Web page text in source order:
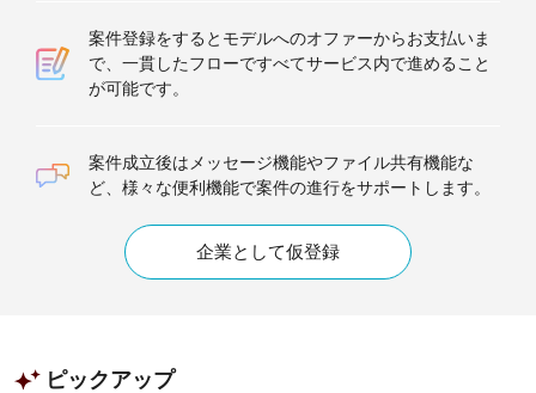
案件登録をするとモデルへのオファーからお支払いま
で、一貫したフローですべてサービス内で進めること
が可能です。
案件成立後はメッセージ機能やファイル共有機能な
ど、様々な便利機能で案件の進行をサポートします。
企業として仮登録
ピックアップ